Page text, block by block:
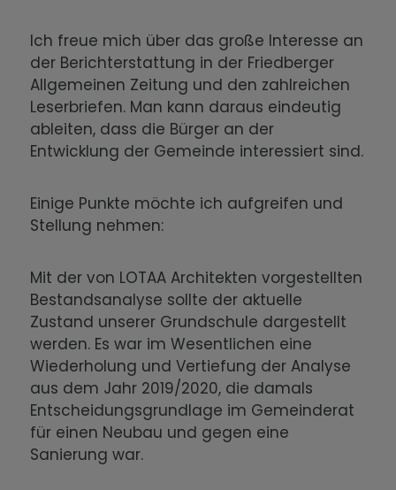
Ich freue mich über das große Interesse an
der Berichterstattung in der Friedberger
Allgemeinen Zeitung und den zahlreichen
Leserbriefen. Man kann daraus eindeutig
ableiten, dass die Bürger an der
Entwicklung der Gemeinde interessiert sind.
Einige Punkte möchte ich aufgreifen und
Stellung nehmen:
Mit der von LOTAA Architekten vorgestellten
Bestandsanalyse sollte der aktuelle
Zustand unserer Grundschule dargestellt
werden. Es war im Wesentlichen eine
Wiederholung und Vertiefung der Analyse
aus dem Jahr 2019/2020, die damals
Entscheidungsgrundlage im Gemeinderat
für einen Neubau und gegen eine
Sanierung war.